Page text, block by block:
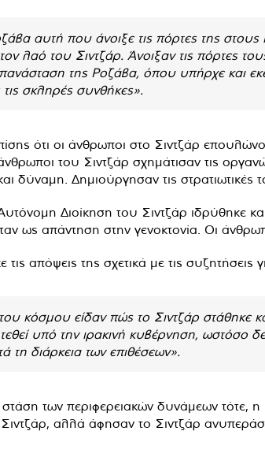
αυτή που άνοιξε τις πόρτες της
λαό του Σιντζάρ. Άνοιξαν τις πόρτες
της Ροζάβα, όπου υπήρχε και
σκληρές συνθήκες».
ότι οι άνθρωποι στο Σιντζάρ
του Σιντζάρ σχημάτισαν τις
δύναμη. Δημιούργησαν τις
Διοίκηση του Σιντζάρ ιδρύθηκε
ως απάντηση στην γενοκτονία. Οι
απόψεις της σχετικά με τις
κόσμου είδαν πώς το Σιντζάρ στάθηκε
υπό την ιρακινή κυβέρνηση, ωστόσο
τη διάρκεια των επιθέσεων».
των περιφερειακών δυνάμεων τότε, η
αλλά άφησαν το Σιντζάρ